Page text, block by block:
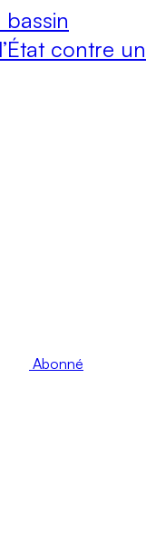
contre un
Abonné